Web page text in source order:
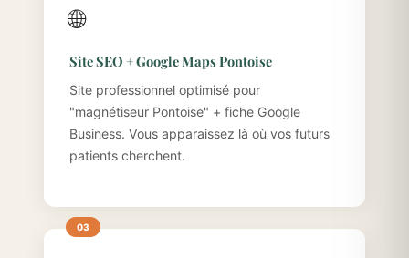
🌐
Site SEO + Google Maps Pontoise
Site professionnel optimisé pour
"magnétiseur Pontoise" + fiche Google
Business. Vous apparaissez là où vos futurs
patients cherchent.